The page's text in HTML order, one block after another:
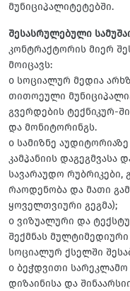
მუნიციპალიტეტებში.
შესასრულებული
კონტრაქტორის მიერ
მოიცავს:
o სოციალურ მედია
თითოეული
გვერდების ტექნიკურ-
და მონიტორინგს.
o სამიზნე
კამპანიის დაგეგმვასა
სავარაუდო რუბრიკები,
რაოდენობა და მათი
ყოველთვიური გეგმა);
o ვიზუალური და
შექმნას
სოციალურ ქსელში
o ბეჭდვითი
დიზაინისა და